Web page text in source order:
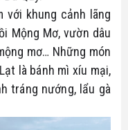
với khung cảnh lãng
Mộng Mơ, vườn dâu
mơ… Những món
là bánh mì xíu mại,
tráng nướng, lẩu gà